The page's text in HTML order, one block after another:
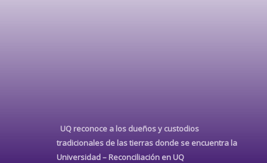
UQ reconoce a los dueños y custodios
tradicionales de las tierras donde se encuentra la
Universidad – Reconciliación en UQ